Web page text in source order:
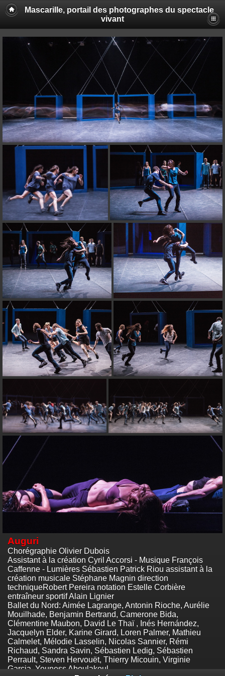
Mascarille, portail des photographes du spectacle
vivant
Auguri
Chorégraphie Olivier Dubois
Assistant à la création Cyril Accorsi - Musique François
Caffenne - Lumières Sébastien Patrick Riou assistant à la
création musicale Stéphane Magnin direction
techniqueRobert Pereira notation Estelle Corbière
entraîneur sportif Alain Lignier
Ballet du Nord: Aimée Lagrange, Antonin Rioche, Aurélie
Mouilhade, Benjamin Bertrand, Camerone Bida,
Clémentine Maubon, David Le Thaï , Inés Hernández,
Jacquelyn Elder, Karine Girard, Loren Palmer, Mathieu
Calmelet, Mélodie Lasselin, Nicolas Sannier, Rémi
Richaud, Sandra Savin, Sébastien Ledig, Sébastien
Perrault, Steven Hervouët, Thierry Micouin, Virginie
Garcia, Youness Aboulakoul